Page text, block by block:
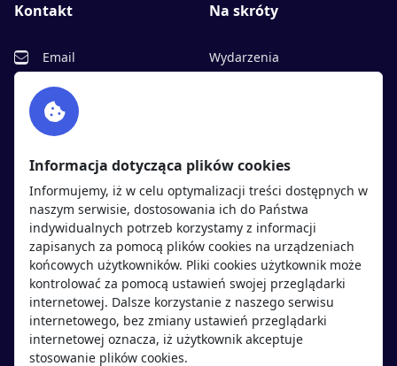
Kontakt
Email
Facebook
Twitter
Na skróty
Wydarzenia
Polityka cookies
Polityka prywatności
Kandydaci
Regulamin kandydata
Oferty pracy
Pracodawcy
Pracodawcy
Regulamin pracodawcy
Dodaj ogłoszenie
Informacja dotycząca plików cookies
Informujemy, iż w celu optymalizacji treści dostępnych w
naszym serwisie, dostosowania ich do Państwa
indywidualnych potrzeb korzystamy z informacji
zapisanych za pomocą plików cookies na urządzeniach
końcowych użytkowników. Pliki cookies użytkownik może
kontrolować za pomocą ustawień swojej przeglądarki
internetowej. Dalsze korzystanie z naszego serwisu
internetowego, bez zmiany ustawień przeglądarki
internetowej oznacza, iż użytkownik akceptuje
stosowanie plików cookies.